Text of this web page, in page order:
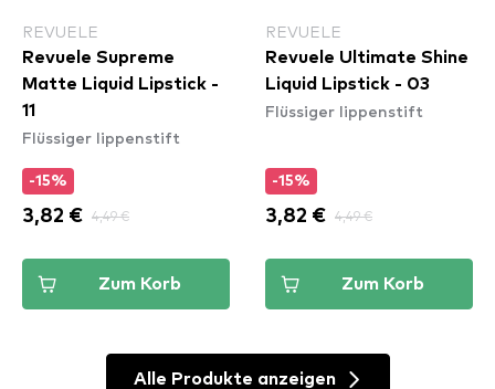
REVUELE
Revuele Supreme
Matte Liquid Lipstick -
11
Flüssiger lippenstift
-15%
3,82 € 4,49 €
Zum Korb
REVUELE
Revuele Ultimate Shine
Liquid Lipstick - 03
Flüssiger lippenstift
-15%
3,82 € 4,49 €
Zum Korb
Alle Produkte anzeigen